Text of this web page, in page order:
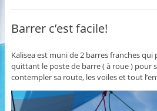
Barrer c’est facile!
Kalisea est muni de 2 barres franches
quittant le poste de barre ( à roue ) pour
contempler sa route, les voiles et tout